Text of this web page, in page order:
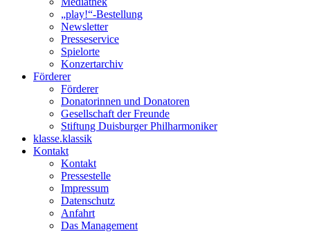
„play!“-Bestellung
Newsletter
Presseservice
Spielorte
Konzertarchiv
Förderer
Förderer
Donatorinnen und Donatoren
Gesellschaft der Freunde
Stiftung Duisburger Philharmoniker
klasse.klassik
Kontakt
Kontakt
Pressestelle
Impressum
Datenschutz
Anfahrt
Das Management